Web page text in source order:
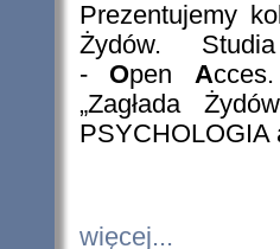
Prezentujemy
Żydów.
- Open A
„Zagłada
PSYCHOLOGIA
więcej...